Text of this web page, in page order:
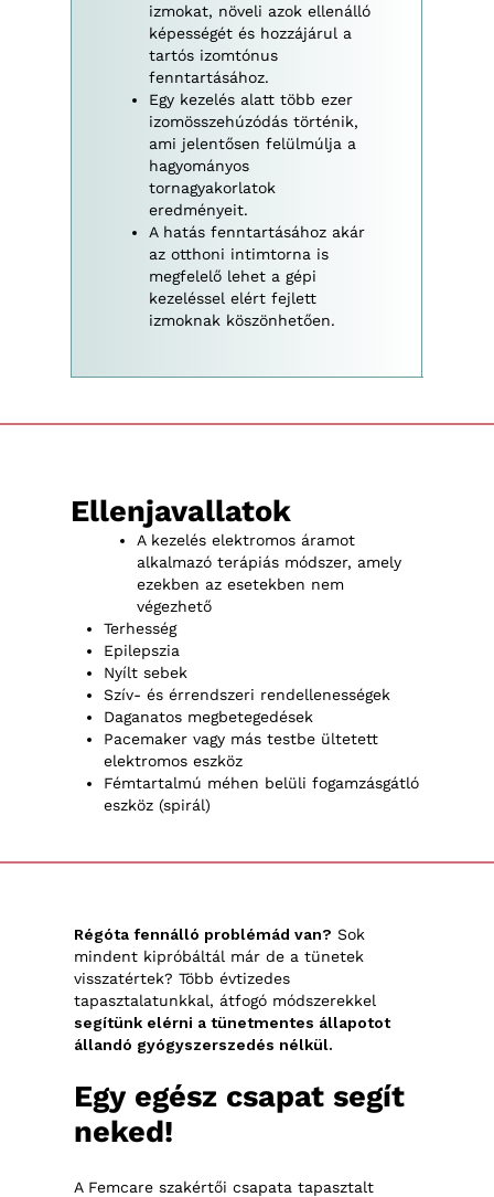
izmokat, növeli azok ellenálló
képességét és hozzájárul a
tartós izomtónus
fenntartásához.
Egy kezelés alatt több ezer
izomösszehúzódás történik,
ami jelentősen felülmúlja a
hagyományos
tornagyakorlatok
eredményeit.
A hatás fenntartásához akár
az otthoni intimtorna is
megfelelő lehet a gépi
kezeléssel elért fejlett
izmoknak köszönhetően.
Ellenjavallatok
A kezelés elektromos áramot
alkalmazó terápiás módszer, amely
ezekben az esetekben nem
végezhető
Terhesség
Epilepszia
Nyílt sebek
Szív- és érrendszeri rendellenességek
Daganatos megbetegedések
Pacemaker vagy más testbe ültetett
elektromos eszköz
Fémtartalmú méhen belüli fogamzásgátló
eszköz (spirál)
Régóta fennálló problémád van? Sok
mindent kipróbáltál már de a tünetek
visszatértek? Több évtizedes
tapasztalatunkkal, átfogó módszerekkel
segítünk elérni a tünetmentes állapotot
állandó gyógyszerszedés nélkül.
Egy egész csapat segít
neked!
A Femcare szakértői csapata tapasztalt